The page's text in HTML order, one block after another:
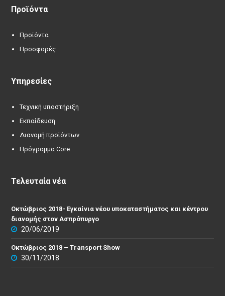
Προϊόντα
Προϊόντα
Προσφορές
Υπηρεσίες
Τεχνική υποστήριξη
Εκπαίδευση
Διανομή προϊόντων
Πρόγραμμα Core
Τελευταία νέα
Οκτώβριος 2018- Εγκαίνια νέου υποκαταστήματος και κέντρου
διανομής στον Ασπρόπυργο
20/06/2019
Οκτώβριος 2018 – Transport Show
30/11/2018